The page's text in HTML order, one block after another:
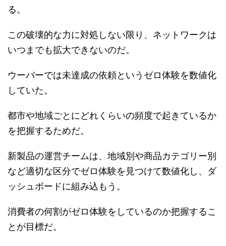
る。
この破壊的な力に対処しない限り、ネットワークは
いつまでも拡大できないのだ。
ウーバーでは未達成の依頼というゼロ体験を数値化
していた。
都市や地域ごとにどれくらいの頻度で起きているか
を把握するためだ。
新製品の運営チームは、地域別や商品カテゴリー別
など適切な区分でゼロ体験を見つけて数値化し、ダ
ッシュボードに組み込もう。
消費者の何割がゼロ体験をしているのか把握するこ
とが目標だ。